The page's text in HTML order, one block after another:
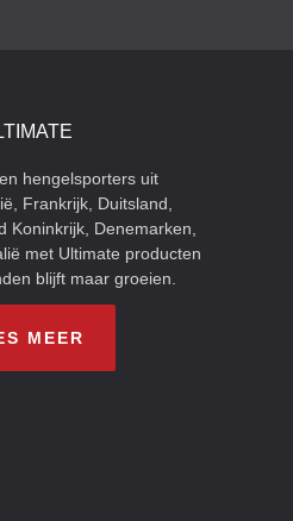
hengelsporters uit
Frankrijk, Duitsland,
Koninkrijk, Denemarken,
met Ultimate producten
blijft maar groeien.
MEER